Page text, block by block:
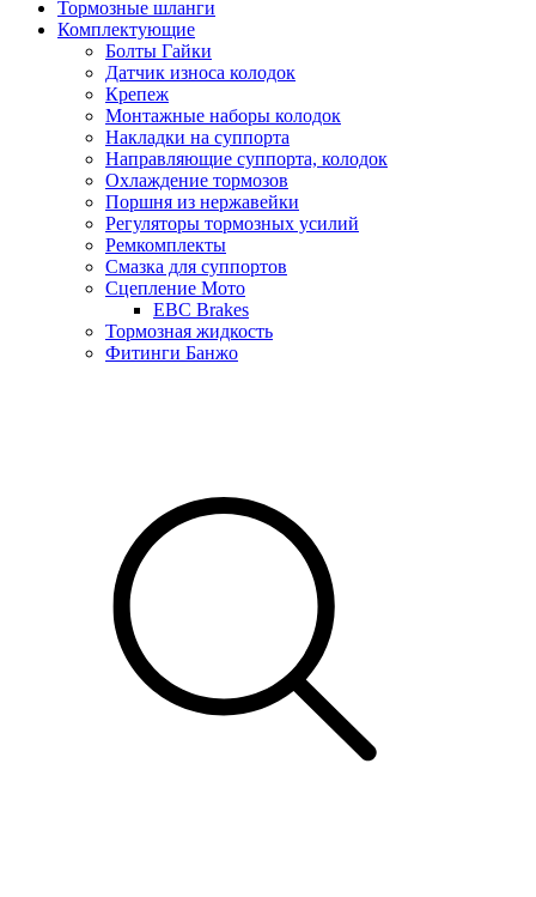
Тормозные шланги
Комплектующие
Болты Гайки
Датчик износа колодок
Крепеж
Монтажные наборы колодок
Накладки на суппорта
Направляющие суппорта, колодок
Охлаждение тормозов
Поршня из нержавейки
Регуляторы тормозных усилий
Ремкомплекты
Смазка для суппортов
Сцепление Мото
EBC Brakes
Тормозная жидкость
Фитинги Банжо